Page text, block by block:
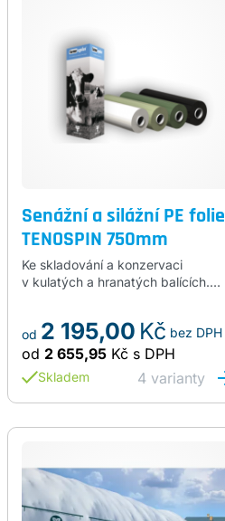
Senážní a silážní PE folie
TENOSPIN 750mm
Ke skladování a konzervaci
v kulatých a hranatých balících.
zelená a černá. Na plastové
dutince
Skladem
od 2 195,00 Kč bez DPH
od 2 655,95 Kč s DPH
4 varianty